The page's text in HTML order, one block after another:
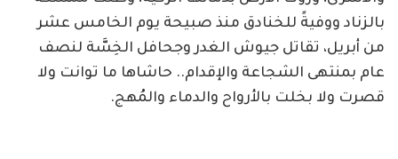
بالزناد ووفيةً للخنادق منذ صبيحة يوم الخامس عشر
من أبريل، تقاتل جيوش الغدر وجحافل الخِسَّة لنصف
عام بمنتهى الشجاعة والإقدام.. حاشاها ما توانت ولا
قصرت ولا بخلت بالأرواح والدماء والمُهج.